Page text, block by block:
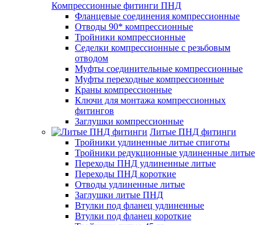
Компрессионные фитинги ПНД
Фланцевые соединения компрессионные
Отводы 90* компрессионные
Тройники компрессионные
Седелки компрессионные с резьбовым
отводом
Муфты соединительные компрессионные
Муфты переходные компрессионные
Краны компрессионные
Ключи для монтажа компрессионных
фитингов
Заглушки компрессионные
Литые ПНД фитинги
Тройники удлиненные литые спиготы
Тройники редукционные удлиненные литые
Переходы ПНД удлиненные литые
Переходы ПНД короткие
Отводы удлиненные литые
Заглушки литые ПНД
Втулки под фланец удлиненные
Втулки под фланец короткие